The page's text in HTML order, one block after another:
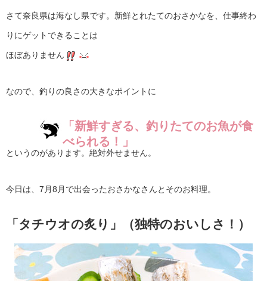
さて奈良県は海なし県です。新鮮とれたてのおさかなを、仕事終わ
りにゲットできることは
ほぼありません
なので、釣りの良さの大きなポイントに
「新鮮すぎる、釣りたてのお魚が食
べられる！」
というのがあります。絶対外せません。
今日は、7月8月で出会ったおさかなさんとそのお料理。
「タチウオの炙り」（独特のおいしさ！）